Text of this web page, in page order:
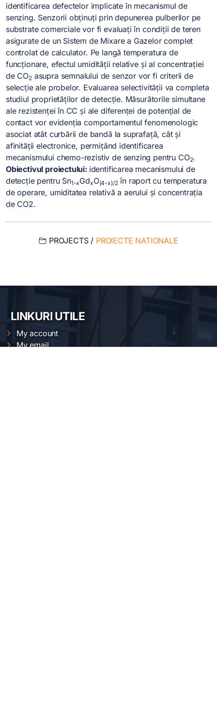
identificarea defectelor implicate în mecanismul de
senzing. Senzorii obținuți prin depunerea pulberilor pe
substrate comerciale vor fi evaluați în condiții de teren
asigurate de un Sistem de Mixare a Gazelor complet
controlat de calculator. Pe langă temperatura de
funcționare, efectul umidității relative și al concentrației
de CO2asupra semnalului de senzor vor fi criterii de
selecție ale probelor. Evaluarea selectivității va completa
studiul proprietăților de detecţie. Măsurătorile simultane
ale rezistenței ȋn CC și ale diferenței de potențial de
contact vor evidenţia comportamentul fenomenologic
asociat atât curbării de bandă la suprafață, cât și
afinităţii electronice, permițând identificarea
mecanismului chemo-rezistiv de senzing pentru CO2.
Obiectivul proiectului: identificarea mecanismului de
detecţie pentru Sn1-xGdxO(4-x)/2în raport cu temperatura
de operare, umiditatea relativă a aerului și concentrația
de CO2.
PROJECTS / PROIECTE NATIONALE
LINKURI UTILE
My account
My email